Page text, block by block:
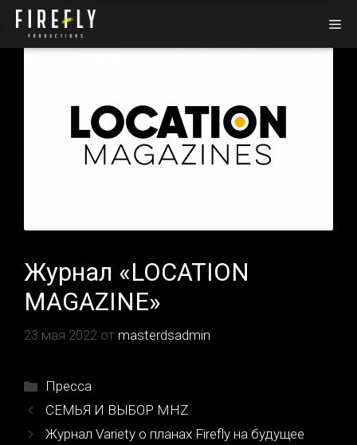
Перейти
содержимому
Журнал «LOCATION
MAGAZINE»
23 мая 2022 от masterdsadmin
Рубрики
Пресса
Навигация
записи
СЕМЬЯ И ВЫБОР MHZ
Журнал Variety о планах Firefly на будущее